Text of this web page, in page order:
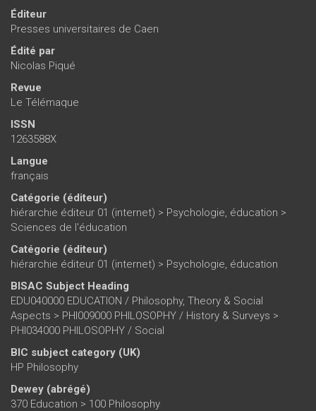
Éditeur
Presses universitaires de Caen
Édité par
Nicolas Piqué
Revue
Le Télémaque
ISSN
1263588X
Langue
français
Catégorie (éditeur)
hiérarchie éditeur 01 (internet) > Psychologie, éducation >
Sciences de l'éducation
Catégorie (éditeur)
hiérarchie éditeur 01 (internet) > Psychologie, éducation
BISAC Subject Heading
EDU040000 EDUCATION / Philosophy, Theory & Social
Aspects > PHI009000 PHILOSOPHY / History & Surveys >
PHI034000 PHILOSOPHY / Social
BIC subject category (UK)
HP Philosophy
Dewey (abrégé)
370 Education > 100 Philosophy